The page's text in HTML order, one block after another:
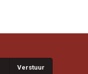
Verstuur